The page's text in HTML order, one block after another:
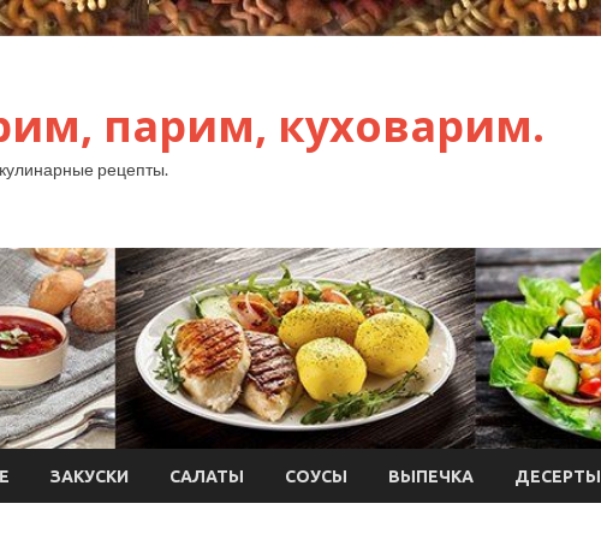
парим, куховарим.
рецепты.
ЗАКУСКИ САЛАТЫ СОУСЫ ВЫПЕЧКА ДЕСЕРТЫ